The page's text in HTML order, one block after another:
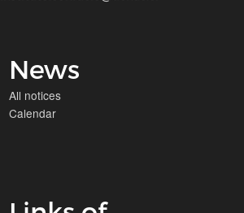
News
All notices
Calendar